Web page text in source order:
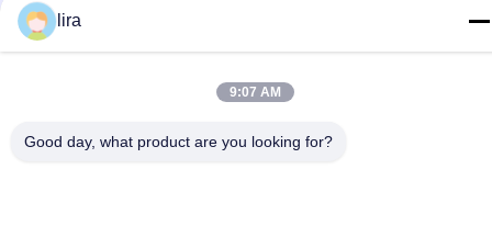
No.102, Yungu রোড, Zhutang টাউন, Jiangyin সিটি, জিয়াংসু প্রদেশের,
lira
9:07 AM
Good day, what product are you looking for?